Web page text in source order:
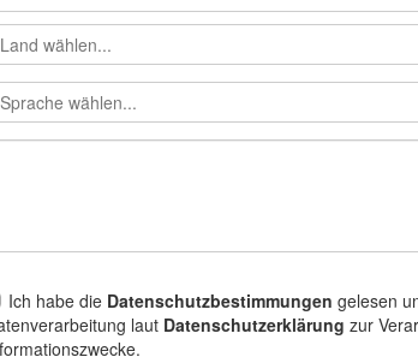
Ich habe die Datenschutzbestimmungen gelesen
laut Datenschutzerklärung zur